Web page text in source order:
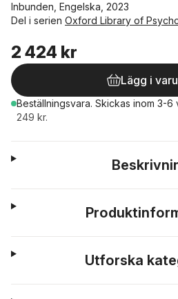
Inbunden, Engelska, 2023
Del i serien Oxford Library of
2 424 kr
Lägg i
Beställningsvara. Skickas inom 3-6
249 kr.
Utforska